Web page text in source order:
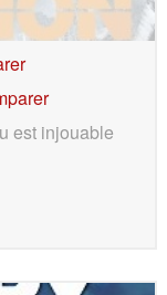
est injouable